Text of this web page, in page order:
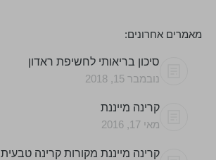
מאמרים אחרונים:
סיכון בריאותי לחשיפת ראדון
נובמבר 15, 2018
קרינה מייננת
מאי 17, 2016
קרינה מייננת מקורות קרינה טבעית